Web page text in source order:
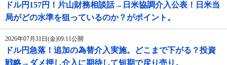
ドル円157円！片山財務相談話→日米協調介入公表！日米当
局がどの水準を狙っているのか？がポイント。
2026年07月31日(金)09:11公開
ドル円急落！追加の為替介入実施。どこまで下がる？投資
戦略→ダメ押し介入に期待して短期で戻り売り。